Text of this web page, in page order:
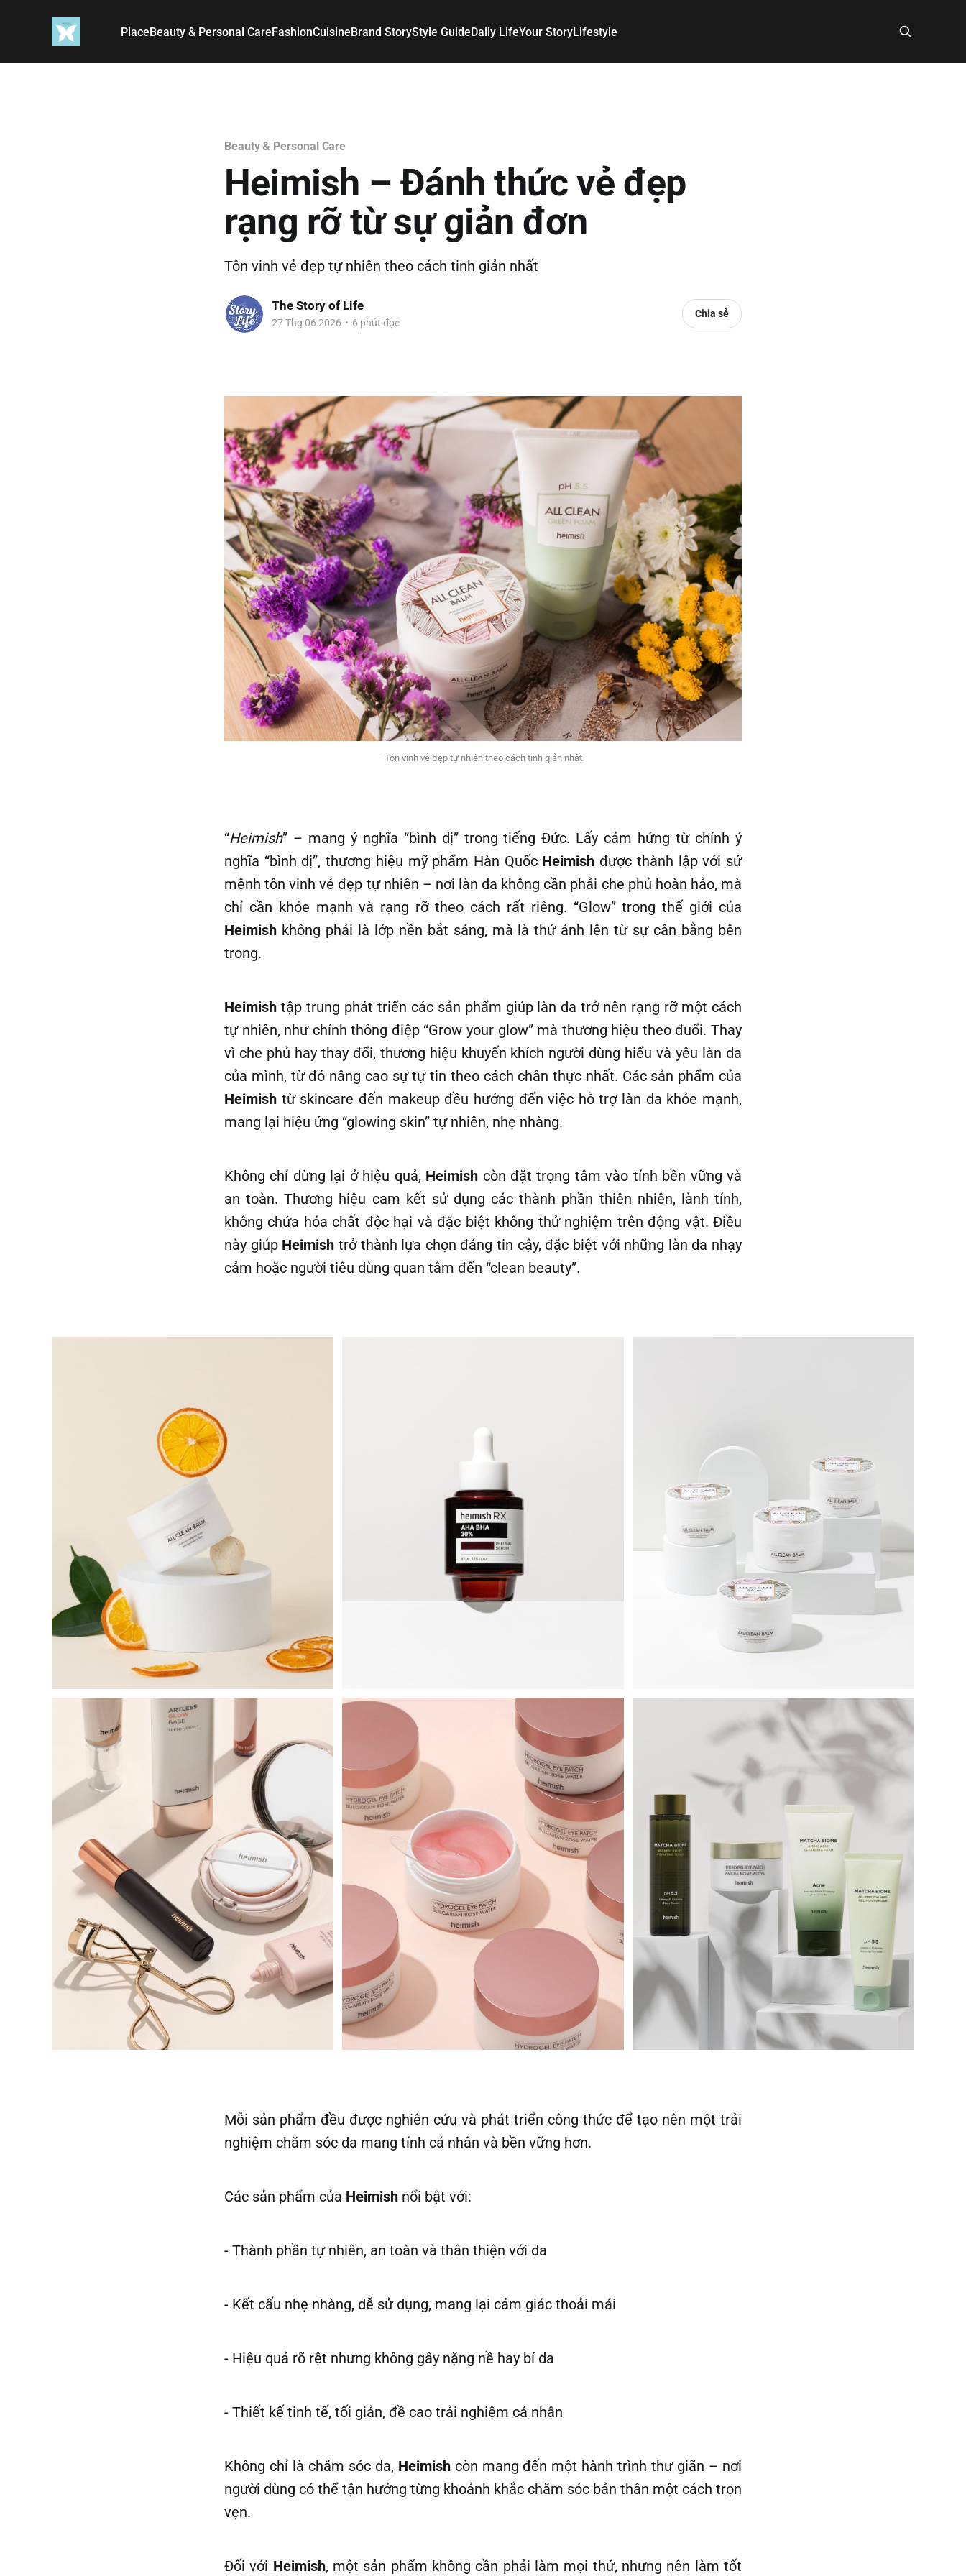
PlaceBeauty & Personal CareFashionCuisineBrand StoryStyle GuideDaily LifeYour StoryLifestyle
Beauty & Personal Care
Heimish – Đánh thức vẻ đẹp
rạng rỡ từ sự giản đơn
Tôn vinh vẻ đẹp tự nhiên theo cách tinh giản nhất
The Story of Life
27 Thg 06 2026 • 6 phút đọc
Chia sẻ
Tôn vinh vẻ đẹp tự nhiên theo cách tinh giản nhất
“Heimish” – mang ý nghĩa “bình dị” trong tiếng Đức. Lấy cảm hứng từ chính ý
nghĩa “bình dị”, thương hiệu mỹ phẩm Hàn Quốc Heimish được thành lập với sứ
mệnh tôn vinh vẻ đẹp tự nhiên – nơi làn da không cần phải che phủ hoàn hảo, mà
chỉ cần khỏe mạnh và rạng rỡ theo cách rất riêng. “Glow” trong thế giới của
Heimish không phải là lớp nền bắt sáng, mà là thứ ánh lên từ sự cân bằng bên
trong.
Heimish tập trung phát triển các sản phẩm giúp làn da trở nên rạng rỡ một cách
tự nhiên, như chính thông điệp “Grow your glow” mà thương hiệu theo đuổi. Thay
vì che phủ hay thay đổi, thương hiệu khuyến khích người dùng hiểu và yêu làn da
của mình, từ đó nâng cao sự tự tin theo cách chân thực nhất. Các sản phẩm của
Heimish từ skincare đến makeup đều hướng đến việc hỗ trợ làn da khỏe mạnh,
mang lại hiệu ứng “glowing skin” tự nhiên, nhẹ nhàng.
Không chỉ dừng lại ở hiệu quả, Heimish còn đặt trọng tâm vào tính bền vững và
an toàn. Thương hiệu cam kết sử dụng các thành phần thiên nhiên, lành tính,
không chứa hóa chất độc hại và đặc biệt không thử nghiệm trên động vật. Điều
này giúp Heimish trở thành lựa chọn đáng tin cậy, đặc biệt với những làn da nhạy
cảm hoặc người tiêu dùng quan tâm đến “clean beauty”.
Mỗi sản phẩm đều được nghiên cứu và phát triển công thức để tạo nên một trải
nghiệm chăm sóc da mang tính cá nhân và bền vững hơn.
Các sản phẩm của Heimish nổi bật với:
- Thành phần tự nhiên, an toàn và thân thiện với da
- Kết cấu nhẹ nhàng, dễ sử dụng, mang lại cảm giác thoải mái
- Hiệu quả rõ rệt nhưng không gây nặng nề hay bí da
- Thiết kế tinh tế, tối giản, đề cao trải nghiệm cá nhân
Không chỉ là chăm sóc da, Heimishcòn mang đến một hành trình thư giãn – nơi
người dùng có thể tận hưởng từng khoảnh khắc chăm sóc bản thân một cách trọn
vẹn.
Đối với Heimish, một sản phẩm không cần phải làm mọi thứ, nhưng nên làm tốt